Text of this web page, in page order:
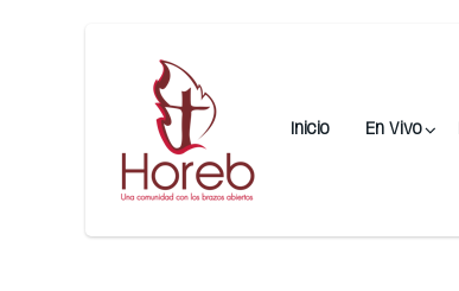
Inicio En Vivo